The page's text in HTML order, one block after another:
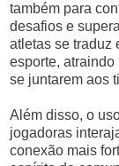
também para
desafios e
atletas se traduz
esporte,
se juntarem aos
Além disso, o
jogadoras
conexão mais